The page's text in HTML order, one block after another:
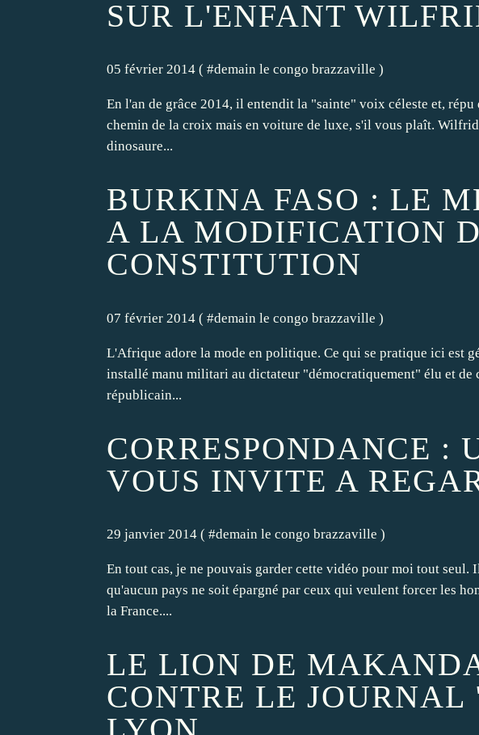
SUR L'ENFANT
05 février 2014 ( #demain le congo brazzaville )
En l'an de grâce 2014, il entendit la "sainte" voix céleste et,
chemin de la croix mais en voiture de luxe, s'il vous plaît.
dinosaure...
BURKINA FASO : LE
A LA MODIFICATION
CONSTITUTION
07 février 2014 ( #demain le congo brazzaville )
L'Afrique adore la mode en politique. Ce qui se pratique ici est
installé manu militari au dictateur "démocratiquement" élu et
républicain...
CORRESPONDANCE :
VOUS INVITE A
29 janvier 2014 ( #demain le congo brazzaville )
En tout cas, je ne pouvais garder cette vidéo pour moi tout
qu'aucun pays ne soit épargné par ceux qui veulent forcer les
la France....
LE LION DE
CONTRE LE